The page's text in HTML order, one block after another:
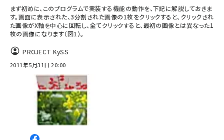
まず初めに、このプログラムで実装する機能の動作を、下記に解説しておきま
す。画面に表示された、3分割された画像の1枚をクリックすると、クリックされ
た画像がX軸を中心に回転し、全てクリックすると、最初の画像とは異なった1
枚の画像になります（図1）。
PROJECT KySS
2011年5月31日 20:00